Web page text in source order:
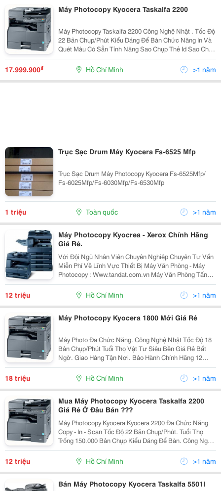
Máy Photocopy Kyocera Taskalfa 2200
Máy Photocopy Taskalfa 2200 Công Nghệ Nhật . Tốc Độ
22 Bản Chụp/Phút Kiểu Dáng Để Bàn Chức Năng In Và
Quét Màu Có Sẵn Tính Năng Sao Chụp Thẻ Id Sao Chụp
Công Nghệ Laser Độ Phân Giải 600 Dpi Với 256 Thang
Xám Cho Văn Bản Rõ
17.999.900₫ Hồ Chí Minh >1 năm
Trục Sạc Drum Máy Kyocera Fs-6525 Mfp
Trục Sạc Drum Máy Photocopy Kyocera Fs-6525Mfp/
Fs-6025Mfp/Fs-6030Mfp/Fs-6530Mfp
1 triệu Toàn quốc >1 năm
Máy Photocopy Kyocrea - Xerox Chính Hãng
Giá Rẻ.
Với Đội Ngũ Nhân Viên Chuyên Nghiệp Chuyên Tư Vấn
Miễn Phí Về Lĩnh Vực Thiết Bị Máy Văn Phòng - Máy
Photocopy : Www.tandat.com.vn Máy Văn Phòng Tấn
Đạt Là Nơi Cung Cấp Uy Tín Nhất Về Dòng Sản Phẩm
Máy In, Máy Photocopy, Vật Tư, Linh Kiện, Mực...
12 triệu Hồ Chí Minh >1 năm
Máy Photocopy Kyocera 1800 Mới Giá Rẻ
Máy Photo Đa Chức Năng. Công Nghệ Nhật Tốc Độ 18
Bản Chụp/Phút Tuổi Thọ Vật Tư Siêu Bền Giá Rẻ Bất
Ngờ. Giao Hàng Tận Nơi. Bảo Hành Chính Hãng 12
Tháng. Bảo Trì Miễn Phí - Vĩnh Viễn. Tư Vấn Miễn Ph
18 triệu Hồ Chí Minh >1 năm
Mua Máy Photocopy Kyocera Taskalfa 2200
Giá Rẻ Ở Đâu Bán ???
Máy Photocopy Kyocera Kyocera 2200 Đa Chức Năng
Copy - In - Scan Tốc Độ 22 Bản Chụp/Phút. Tuổi Thọ
Trống 150.000 Bản Chụp Kiểu Dáng Để Bàn. Công Nghệ
Nhật. Hàng Chính Hãng. Bảo Hành Chính Hãng.(
100.000 Bản Chụp Hoặc 12 Tháng )...
12 triệu Hồ Chí Minh >1 năm
Bán Máy Photocopy Kyocera Taskalfa 5501I